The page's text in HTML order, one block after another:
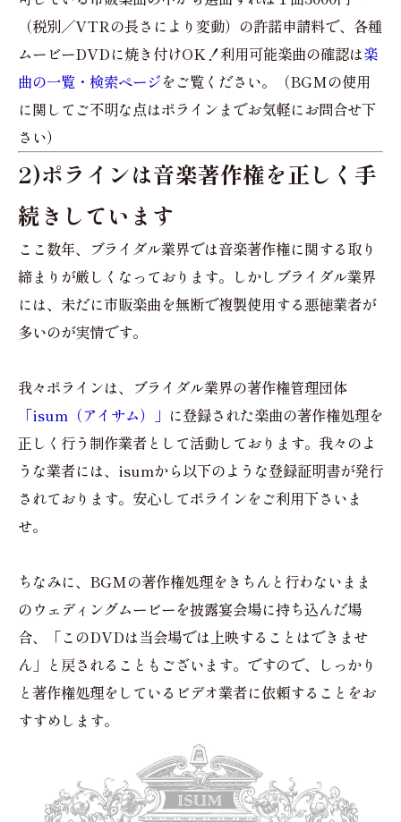
（税別／VTRの長さにより変動）の許諾申請料で、各種
ムービーDVDに焼き付けOK！利用可能楽曲の確認は楽
曲の一覧・検索ページをご覧ください。（BGMの使用
に関してご不明な点はポラインまでお気軽にお問合せ下
さい）
2)ポラインは音楽著作権を正しく手
続きしています
ここ数年、ブライダル業界では音楽著作権に関する取り
締まりが厳しくなっております。しかしブライダル業界
には、未だに市販楽曲を無断で複製使用する悪徳業者が
多いのが実情です。
我々ポラインは、ブライダル業界の著作権管理団体
「isum（アイサム）」 に登録された楽曲の著作権処理を
正しく行う制作業者として活動しております。我々のよ
うな業者には、isumから以下のような登録証明書が発行
されております。安心してポラインをご利用下さいま
せ。
ちなみに、BGMの著作権処理をきちんと行わないまま
のウェディングムービーを披露宴会場に持ち込んだ場
合、「このDVDは当会場では上映することはできませ
ん」と戻されることもございます。ですので、しっかり
と著作権処理をしているビデオ業者に依頼することをお
すすめします。